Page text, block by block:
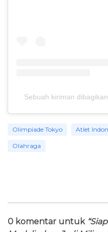
Sebuah kiriman
Olimpiade Tokyo Atlet
Olahraga
0 komentar untuk